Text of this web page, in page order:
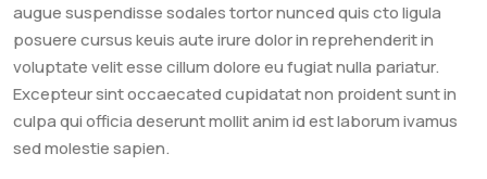
augue suspendisse sodales tortor nunced quis cto ligula
posuere cursus keuis aute irure dolor in reprehenderit in
voluptate velit esse cillum dolore eu fugiat nulla pariatur.
Excepteur sint occaecated cupidatat non proident sunt in
culpa qui officia deserunt mollit anim id est laborum ivamus
sed molestie sapien.